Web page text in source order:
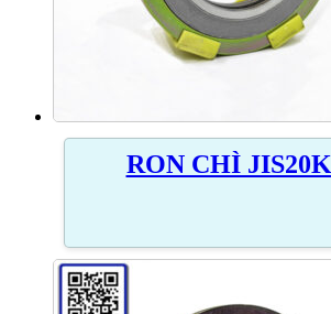
RON CHÌ JIS20K